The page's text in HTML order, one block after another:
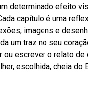
determinado efeito
capítulo é uma
imagens e
um traz no seu
escrever o relato de
escolhida, cheia do